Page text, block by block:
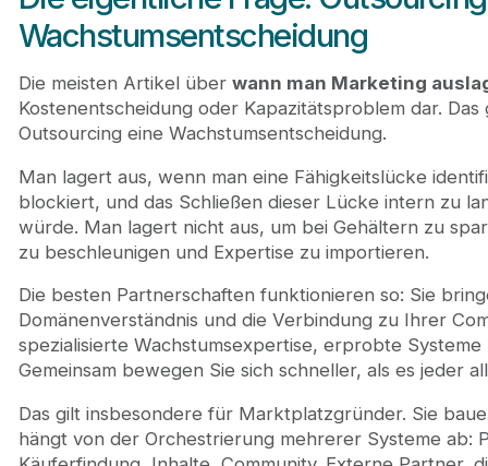
Wachstumsentscheidung
Die meisten Artikel über wann man Marketing
Kostenentscheidung oder Kapazitätsproblem dar.
Outsourcing eine Wachstumsentscheidung.
Man lagert aus, wenn man eine Fähigkeitslücke
blockiert, und das Schließen dieser Lücke intern zu
würde. Man lagert nicht aus, um bei Gehältern zu
zu beschleunigen und Expertise zu importieren.
Die besten Partnerschaften funktionieren so: Sie
Domänenverständnis und die Verbindung zu Ihrer
spezialisierte Wachstumsexpertise, erprobte
Gemeinsam bewegen Sie sich schneller, als es jeder
Das gilt insbesondere für Marktplatzgründer. Sie
hängt von der Orchestrierung mehrerer Systeme ab: